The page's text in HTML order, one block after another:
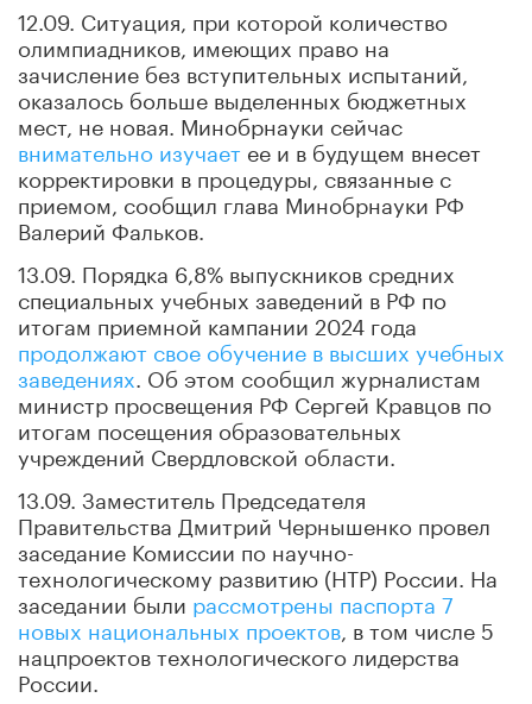
12.09. Ситуация, при которой количество
олимпиадников, имеющих право на
зачисление без вступительных испытаний,
оказалось больше выделенных бюджетных
мест, не новая. Минобрнауки сейчас
внимательно изучает ее и в будущем внесет
корректировки в процедуры, связанные с
приемом, сообщил глава Минобрнауки РФ
Валерий Фальков.
13.09. Порядка 6,8% выпускников средних
специальных учебных заведений в РФ по
итогам приемной кампании 2024 года
продолжают свое обучение в высших учебных
заведениях . Об этом сообщил журналистам
министр просвещения РФ Сергей Кравцов по
итогам посещения образовательных
учреждений Свердловской области.
13.09. Заместитель Председателя
Правительства Дмитрий Чернышенко провел
заседание Комиссии по научно-
технологическому развитию (НТР) России. На
заседании были рассмотрены паспорта 7
новых национальных проектов , в том числе 5
нацпроектов технологического лидерства
России.